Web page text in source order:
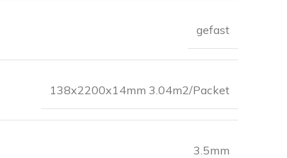
gefast
138x2200x14mm 3.04m2/Packet
3.5mm